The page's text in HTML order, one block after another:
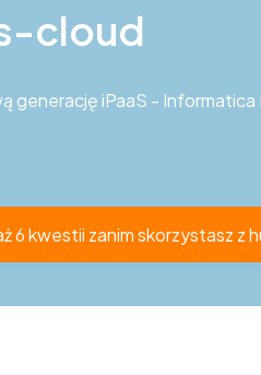
cloud
generację iPaaS -
6 kwestii zanim skorzystasz z